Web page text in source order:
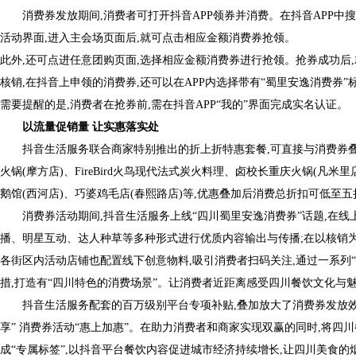
消费券发放期间,消费者可打开抖音APP领券并消费。在抖音APP中
活动界面,进入主会场页面后,就可点击相应金额消费券抢领。
此外,还可点进任意团购页面,选择相应金额消费券进行抢领。抢券成功后
核销,在抖音上申领的消费券,还可以在APP内选择带有“蜀里安逸消费券”
需要提醒的是,消费者在抢券前,需在抖音APP“我的”界面完成实名认证。
以流量促销量 让实惠落实处
抖音生活服务联合商家特别推出的折上折特惠套餐,可直接与消费券
火锅(摩方店)、FireBird火鸟现代法式炭火料理、卤校长重庆火锅(凡米里
鹅馆(西河店)、巧婆鸡毛店(春熙路店)等,优惠叠加后消费总折扣可低至
消费券活动期间,抖音生活服务上线“四川蜀里安逸消费券”话题,在
播、明星互动、达人种草等多种形式进行优质内容输出与传播;在以核销
各街区内活动店铺也配置线下创意物料,吸引消费者扫码关注,通过一系列
措,打造有“四川特色的消费场景”。让消费者近距离感受四川餐饮文化与
抖音生活服务配套的百万级别平台专项补贴,叠加放大了消费券发放
享” 消费券活动“惠上加惠”。在助力消费者和商家实现双赢的同时,将四
成“专属标签”,以抖音平台餐饮内容促进城市经济持续增长,让四川美食的